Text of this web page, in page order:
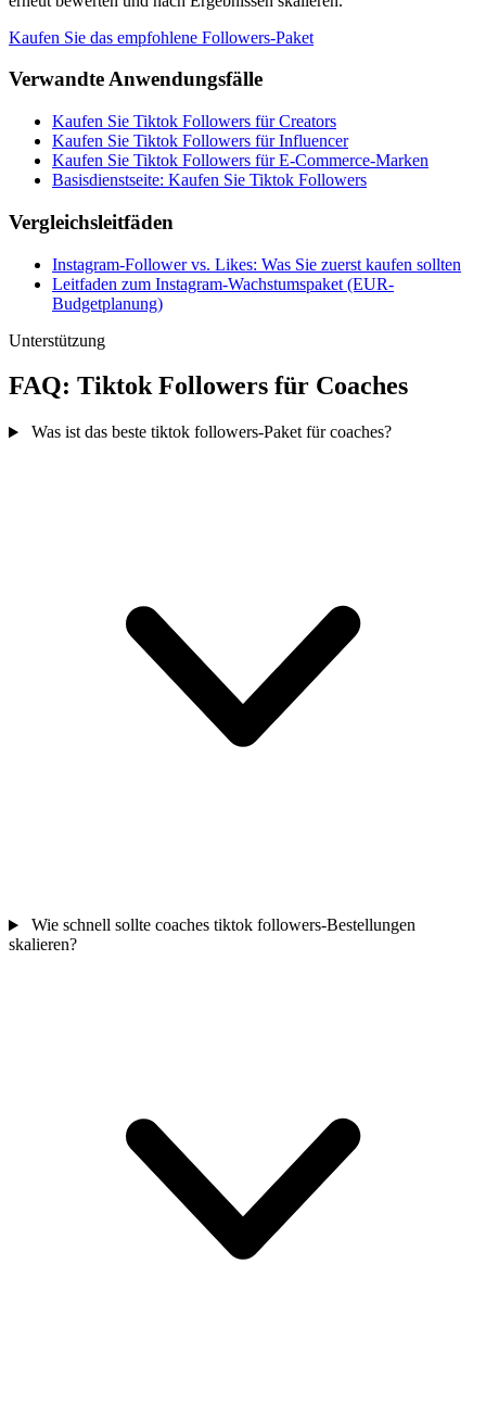
Kaufen Sie das empfohlene Followers-Paket
Verwandte Anwendungsfälle
Kaufen Sie Tiktok Followers für Creators
Kaufen Sie Tiktok Followers für Influencer
Kaufen Sie Tiktok Followers für E-Commerce-Marken
Basisdienstseite: Kaufen Sie Tiktok Followers
Vergleichsleitfäden
Instagram-Follower vs. Likes: Was Sie zuerst kaufen sollten
Leitfaden zum Instagram-Wachstumspaket (EUR-
Budgetplanung)
Unterstützung
FAQ: Tiktok Followers für Coaches
Was ist das beste tiktok followers-Paket für coaches?
Wie schnell sollte coaches tiktok followers-Bestellungen
skalieren?